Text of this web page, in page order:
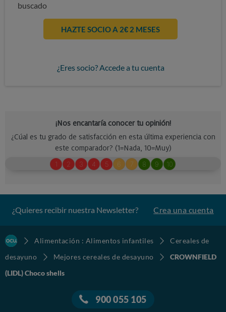
buscado
HAZTE SOCIO A 2€ 2 MESES
¿Eres socio? Accede a tu cuenta
¿Quieres recibir nuestra Newsletter? Crea una cuenta
Alimentación : Alimentos infantiles
Cereales de
desayuno
Mejores cereales de desayuno
CROWNFIELD
(LIDL) Choco shells
900 055 105